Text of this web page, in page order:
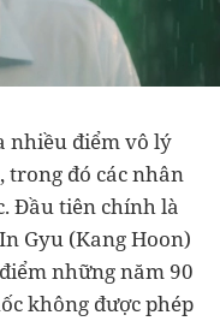
nhiều điểm vô lý
đó các nhân
Đầu tiên chính là
Gyu (Kang Hoon)
những năm 90
không được phép